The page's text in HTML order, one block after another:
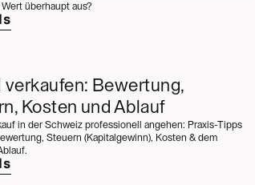
überhaupt aus?
verkaufen: Bewertung,
Kosten und Ablauf
in der Schweiz professionell angehen: Praxis-Tipps
Steuern (Kapitalgewinn), Kosten & dem